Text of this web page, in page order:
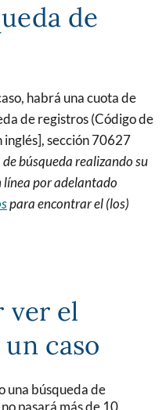
de
habrá una cuota de
de registros (Código de
inglés], sección 70627
búsqueda realizando su
línea por adelantado
para encontrar el (los)
ver el
caso
una búsqueda de
pasará más de 10